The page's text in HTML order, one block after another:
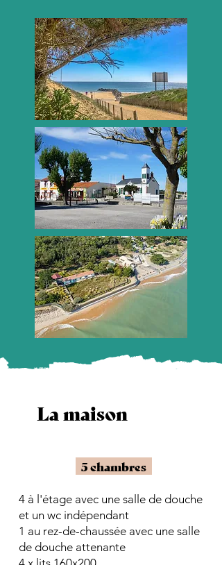
La maison
5 chambres
4 à l'étage avec une salle de douche
et un wc indépendant
1 au rez-de-chaussée avec une salle
de douche attenante